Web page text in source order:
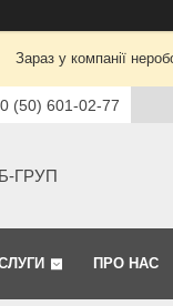
Зараз у компанії
(50) 601-02-77
ГРУП
ПРО НАС